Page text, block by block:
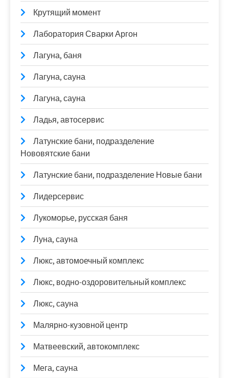
Крутящий момент
Лаборатория Сварки Аргон
Лагуна, баня
Лагуна, сауна
Лагуна, сауна
Ладья, автосервис
Латунские бани, подразделение
Нововятские бани
Латунские бани, подразделение Новые бани
Лидерсервис
Лукоморье, русская баня
Луна, сауна
Люкс, автомоечный комплекс
Люкс, водно-оздоровительный комплекс
Люкс, сауна
Малярно-кузовной центр
Матвеевский, автокомплекс
Мега, сауна